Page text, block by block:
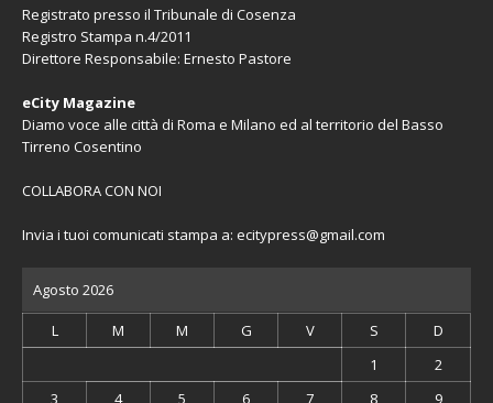
Registrato presso il Tribunale di Cosenza
Registro Stampa n.4/2011
Direttore Responsabile: Ernesto Pastore
eCity Magazine
Diamo voce alle città di Roma e Milano ed al territorio del Basso
Tirreno Cosentino
COLLABORA CON NOI
Invia i tuoi comunicati stampa a: ecitypress@gmail.com
Agosto 2026
L M M G V S
D
1
2
3
4 5 6 7 8 9